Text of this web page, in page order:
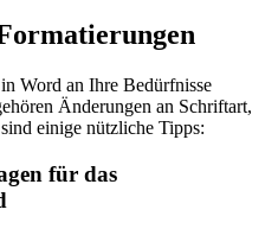
Word an Ihre Bedürfnisse
Änderungen an Schriftart,
einige nützliche Tipps:
für das